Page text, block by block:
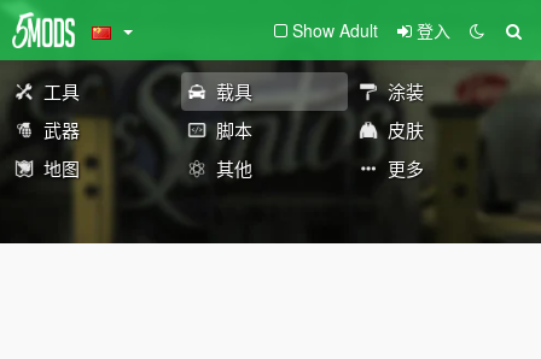
Show Adult 登入
工具 载具
涂装
武器
脚本
皮肤
地图
其他 更多